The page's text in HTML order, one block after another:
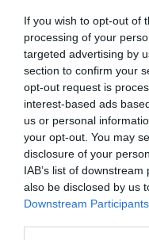
If you wish to opt-out of
processing of your
targeted advertising by
section to confirm your
opt-out request is
interest-based ads
us or personal
your opt-out. You may
disclosure of your
IAB’s list of
also be disclosed by us
Downstream Participants
ANNONSER